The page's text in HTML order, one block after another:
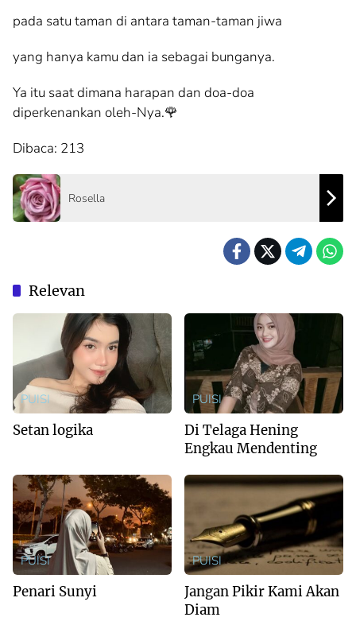
pada satu taman di antara taman-taman jiwa
yang hanya kamu dan ia sebagai bunganya.
Ya itu saat dimana harapan dan doa-doa
diperkenankan oleh-Nya.🌹
Dibaca: 213
Rosella
Relevan
PUISI
Setan logika
PUISI
Di Telaga Hening
Engkau Mendenting
PUISI
Penari Sunyi
PUISI
Jangan Pikir Kami Akan
Diam